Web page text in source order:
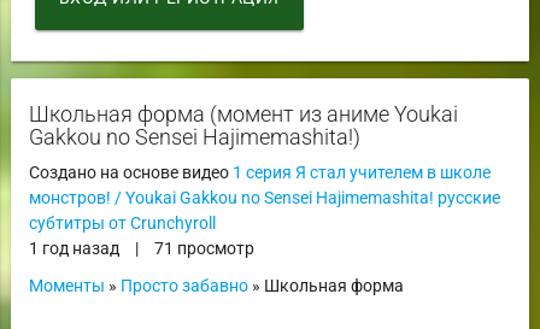
Школьная форма (момент из аниме Youkai
Gakkou no Sensei Hajimemashita!)
Создано на основе видео 1 серия Я стал учителем в школе
монстров! / Youkai Gakkou no Sensei Hajimemashita! русские
субтитры от Crunchyroll
1 год назад
|
71 просмотр
Моменты » Просто забавно» Школьная форма